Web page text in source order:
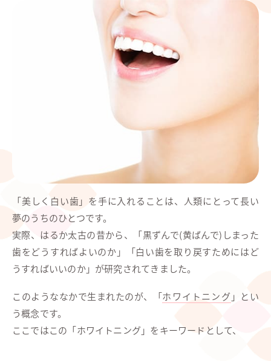
「美しく白い歯」を手に入れることは、人類にとって長い
夢のうちのひとつです。
実際、はるか太古の昔から、「黒ずんで(黄ばんで)しまった
歯をどうすればよいのか」「白い歯を取り戻すためにはど
うすればいいのか」が研究されてきました。
このようななかで生まれたのが、「ホワイトニング 」とい
う概念です。
ここではこの「ホワイトニング」をキーワードとして、